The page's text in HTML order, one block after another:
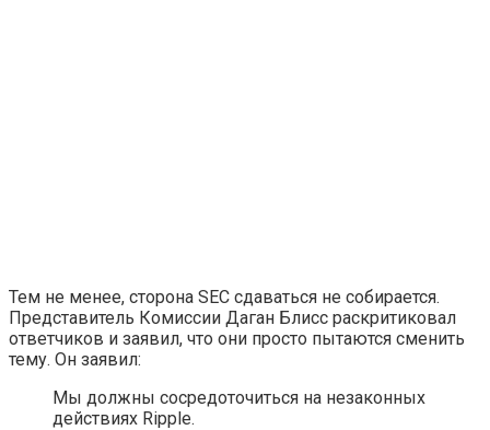
Тем не менее, сторона SEC сдаваться не собирается.
Представитель Комиссии Даган Блисс раскритиковал
ответчиков и заявил, что они просто пытаются сменить
тему. Он заявил:
Мы должны сосредоточиться на незаконных
действиях Ripple.